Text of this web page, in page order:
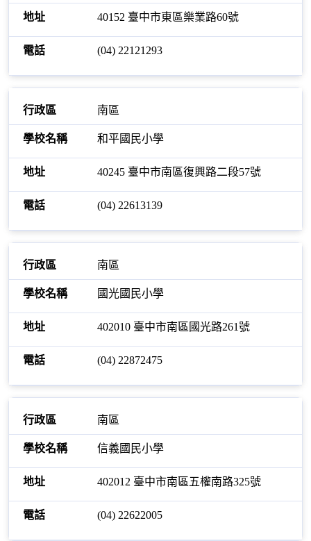
40152 臺中市東區樂業路60號
(04) 22121293
南區
和平國民小學
40245 臺中市南區復興路二段57號
(04) 22613139
南區
國光國民小學
402010 臺中市南區國光路261號
(04) 22872475
南區
信義國民小學
402012 臺中市南區五權南路325號
(04) 22622005